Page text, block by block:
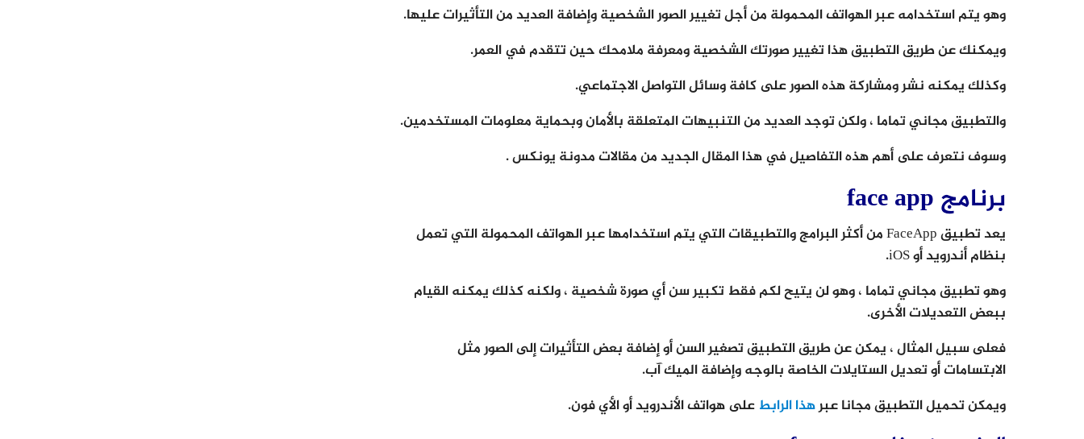
وهو يتم استخدامه عبر الهواتف المحمولة من أجل تغيير الصور الشخصية وإضافة العديد من التأثيرات عليها.
ويمكنك عن طريق التطبيق هذا تغيير صورتك الشخصية ومعرفة ملامحك حين تتقدم في العمر.
وكذلك يمكنه نشر ومشاركة هذه الصور على كافة وسائل التواصل الاجتماعي.
والتطبيق مجاني تماما ، ولكن توجد العديد من التنبيهات المتعلقة بالأمان وبحماية معلومات المستخدمين.
وسوف نتعرف على أهم هذه التفاصيل في هذا المقال الجديد من مقالات مدونة يونكس .
برنامج face app
يعد تطبيق FaceApp من أكثر البرامج والتطبيقات التي يتم استخدامها عبر الهواتف المحمولة التي تعمل
بنظام أندرويد أو iOS.
وهو تطبيق مجاني تماما ، وهو لن يتيح لكم فقط تكبير سن أي صورة شخصية ، ولكنه كذلك يمكنه القيام
ببعض التعديلات الأخرى.
فعلى سبيل المثال ، يمكن عن طريق التطبيق تصغير السن أو إضافة بعض التأثيرات إلى الصور مثل
الابتسامات أو تعديل الستايلات الخاصة بالوجه وإضافة الميك آب.
ويمكن تحميل التطبيق مجانا عبرهذا الرابط على هواتف الأندرويد أو الأي فون.